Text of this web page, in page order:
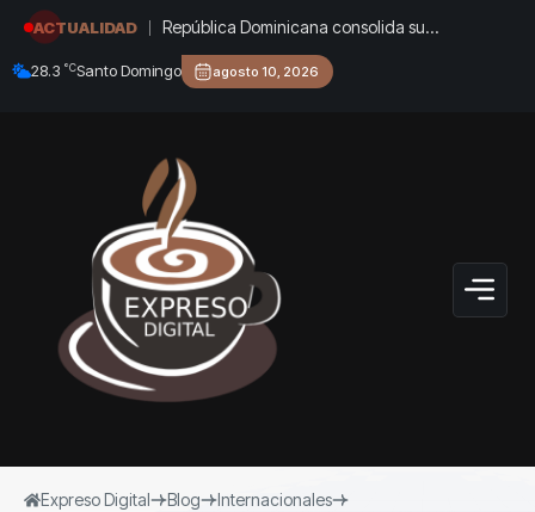
ACTUALIDAD
República Dominicana consolida su
hegemonía deportiva y brilla en el Top 5 de los
Juegos Centroamericanos y del Caribe
28.3 °CSanto Domingo agosto 10, 2026
Expreso Digital Blog
Internacionales